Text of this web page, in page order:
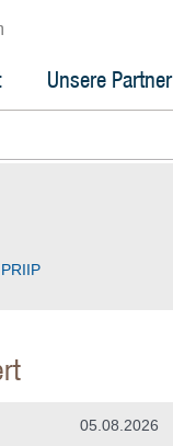
Unsere Partner
PRIIP
05.08.2026